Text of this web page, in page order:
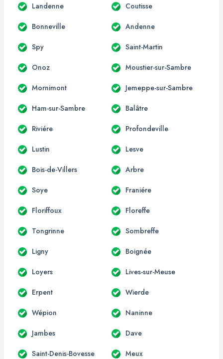
Landenne Coutisse
Bonneville Andenne
Spy Saint-Martin
Onoz Moustier-sur-Sambre
Mornimont Jemeppe-sur-Sambre
Ham-sur-Sambre Balâtre
Riviére Profondeville
Lustin Lesve
Bois-de-Villers Arbre
Soye Franiére
Floriffoux Floreffe
Tongrinne Sombreffe
Ligny Boignée
Loyers Lives-sur-Meuse
Erpent Wierde
Wépion Naninne
Jambes Dave
Saint-Denis-Bovesse Meux